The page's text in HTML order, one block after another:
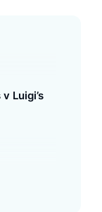
Luigi’s